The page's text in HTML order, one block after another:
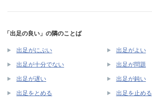
「出足の良い」の隣のことば
出足がにぶい 出足がよい
出足が十分でない 出足が問題
出足が遅い 出足が鈍い
出足をとめる 出足を止める